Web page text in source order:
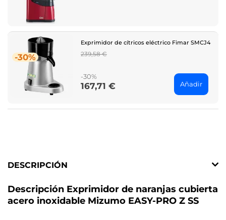
-30%
Exprimidor de cítricos eléctrico Fimar SMCJ4
Regular
239,58 €
-30%
Price
167,71 € Añadir
DESCRIPCIÓN
Descripción Exprimidor de naranjas cubierta
acero inoxidable Mizumo EASY-PRO Z SS